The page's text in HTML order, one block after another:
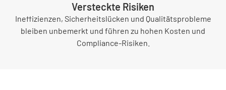
Versteckte Risiken
Ineffizienzen, Sicherheitslücken und Qualitätsprobleme
bleiben unbemerkt und führen zu hohen Kosten und
Compliance-Risiken.